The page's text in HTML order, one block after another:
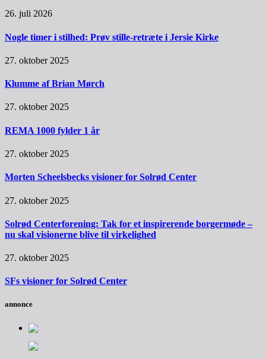
26. juli 2026
Nogle timer i stilhed: Prøv stille-retræte i Jersie Kirke
27. oktober 2025
Klumme af Brian Mørch
27. oktober 2025
REMA 1000 fylder 1 år
27. oktober 2025
Morten Scheelsbecks visioner for Solrød Center
27. oktober 2025
Solrød Centerforening: Tak for et inspirerende borgermøde –
nu skal visionerne blive til virkelighed
27. oktober 2025
SFs visioner for Solrød Center
annonce